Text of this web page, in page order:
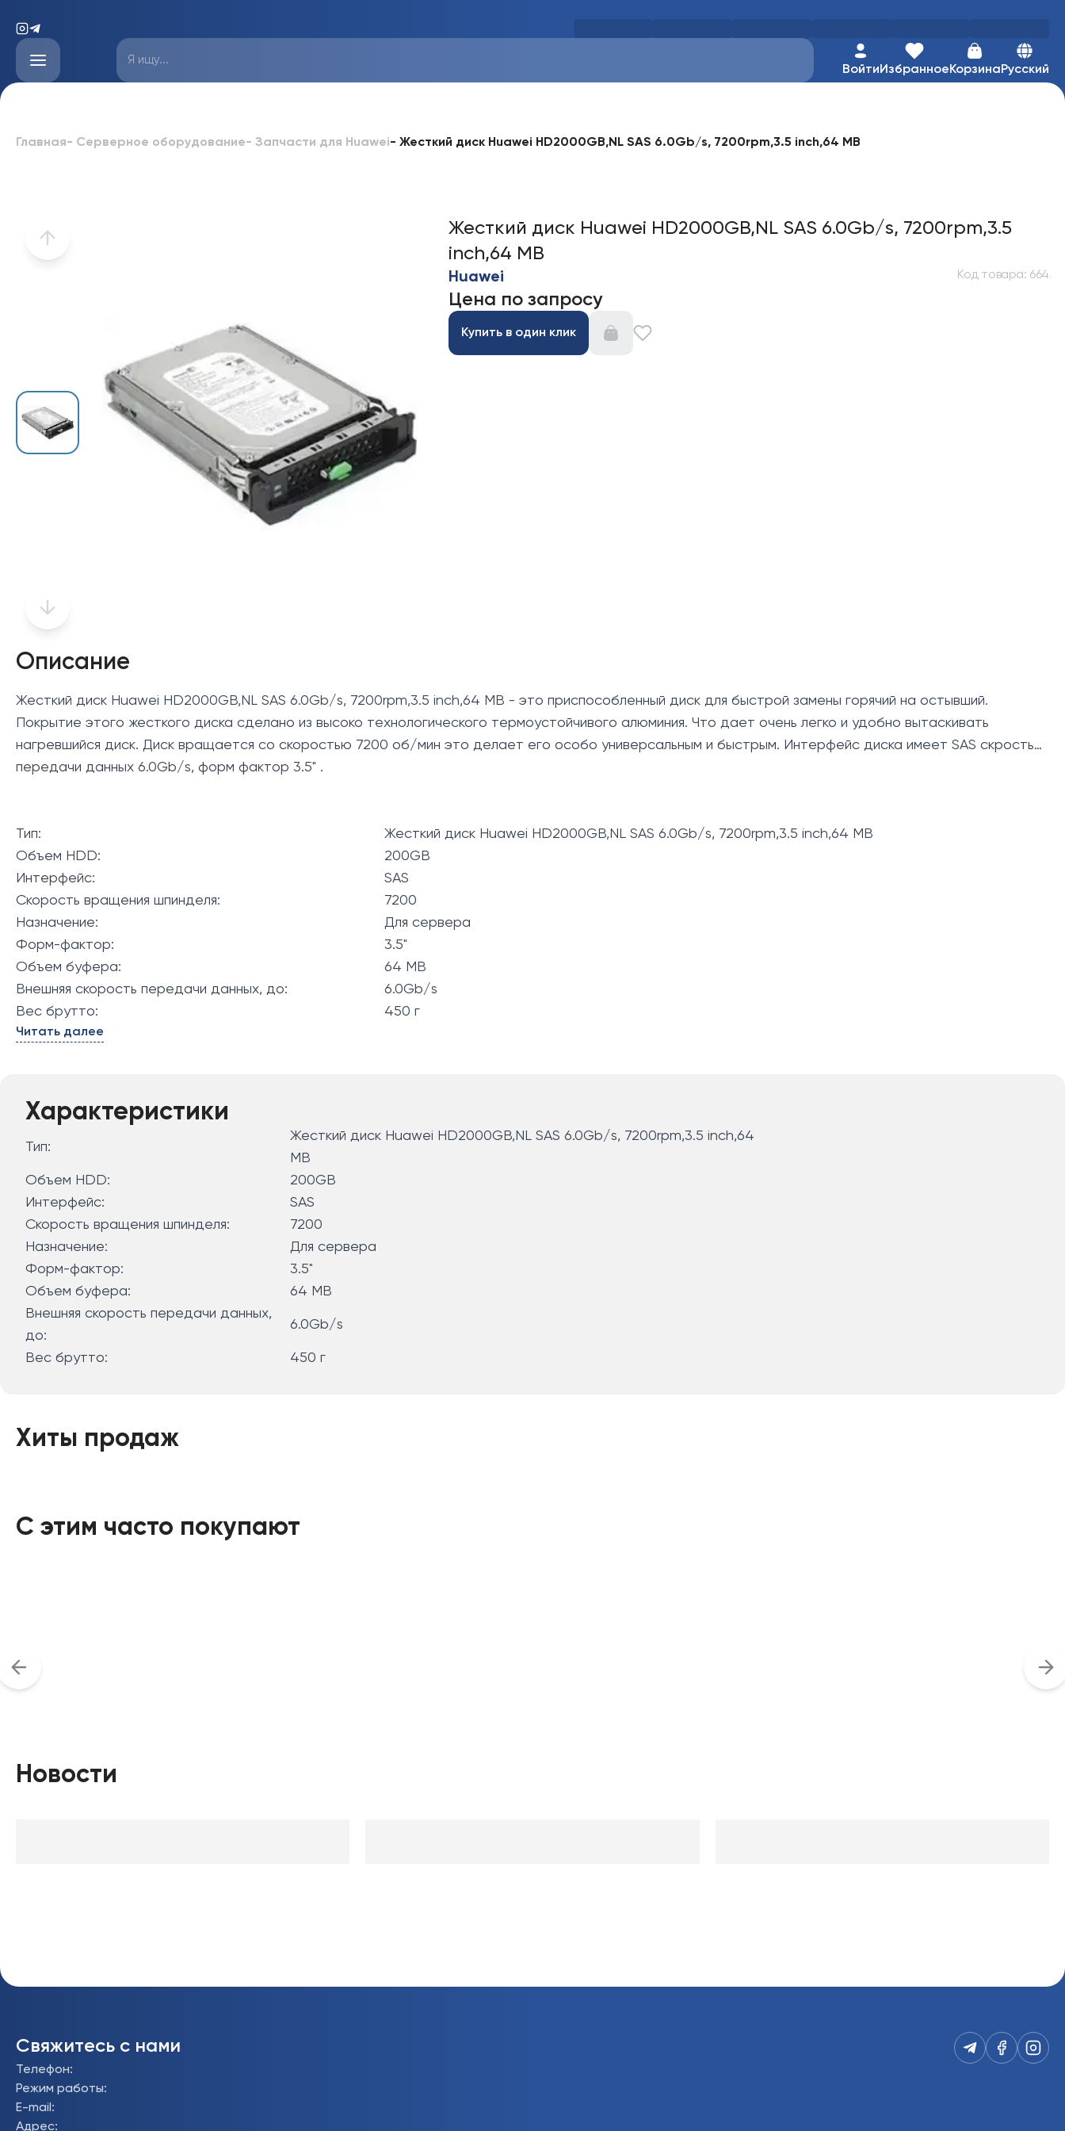
ВойтиИзбранноеКорзинаРусский
Главная- Серверное оборудование- Запчасти для Huawei- Жесткий диск Huawei HD2000GB,NL SAS 6.0Gb/s, 7200rpm,3.5 inch,64 MB
Жесткий диск Huawei HD2000GB,NL SAS 6.0Gb/s, 7200rpm,3.5
inch,64 MB
Huawei Код товара: 664
Цена по запросу
Купить в один клик
Описание
Жесткий диск Huawei HD2000GB,NL SAS 6.0Gb/s, 7200rpm,3.5 inch,64 MB - это приспособленный диск для быстрой замены горячий на остывший.
Покрытие этого жесткого диска сделано из высоко технологического термоустойчивого алюминия. Что дает очень легко и удобно вытаскивать
нагревшийся диск. Диск вращается со скоростью 7200 об/мин это делает его особо универсальным и быстрым. Интерфейс диска имеет SAS скрость
передачи данных 6.0Gb/s, форм фактор 3.5" .
Тип:
Жесткий диск Huawei HD2000GB,NL SAS 6.0Gb/s, 7200rpm,3.5 inch,64 MB
Объем HDD:
200GB
Интерфейс:
SAS
Скорость вращения шпинделя:
7200
Назначение:
Для сервера
Форм-фактор:
3.5"
Объем буфера:
64 MB
Внешняя скорость передачи данных, до:
6.0Gb/s
Вес брутто:
450 г
Читать далее
Характеристики
Тип:
Жесткий диск Huawei HD2000GB,NL SAS 6.0Gb/s, 7200rpm,3.5 inch,64
MB
Объем HDD:
200GB
Интерфейс:
SAS
Скорость вращения шпинделя:
7200
Назначение:
Для сервера
Форм-фактор:
3.5"
Объем буфера:
64 MB
Внешняя скорость передачи данных,
до:
6.0Gb/s
Вес брутто: 450 г
Хиты продаж
С этим часто покупают
Новости
Свяжитесь с нами
Телефон:
Режим работы:
E-mail :
Адрес: